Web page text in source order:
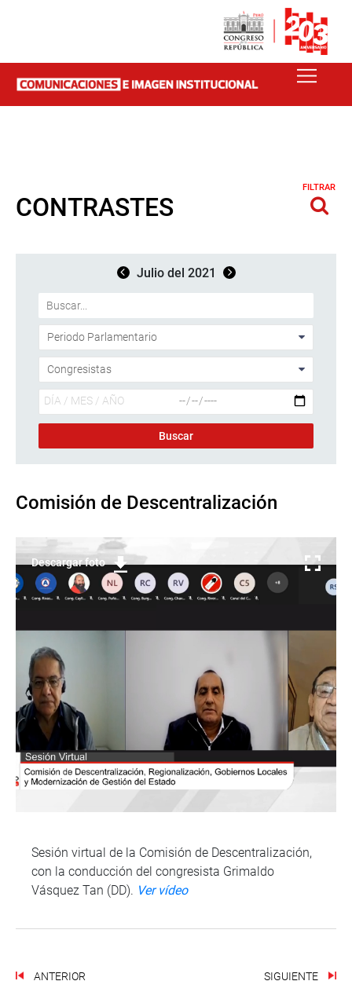
CONTRASTES
FILTRAR
Julio del 2021
Comisión de Descentralización
Descargar foto
Sesión virtual de la Comisión de Descentralización,
con la conducción del congresista Grimaldo
Vásquez Tan (DD). Ver vídeo
ANTERIOR SIGUIENTE